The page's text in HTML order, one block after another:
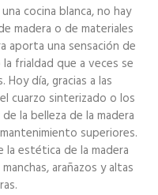
cocina blanca, no hay
madera o de materiales
aporta una sensación de
frialdad que a veces se
Hoy día, gracias a las
cuarzo sinterizado o los
la belleza de la madera
superiores.
la estética de la madera
arañazos y altas